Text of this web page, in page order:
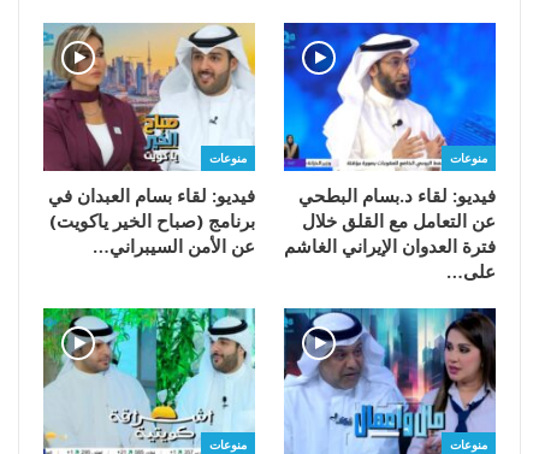
منوعات
فيديو: لقاء د.بسام البطحي
عن التعامل مع القلق خلال
فترة العدوان الإيراني الغاشم
على…
منوعات
فيديو: لقاء بسام العبدان في
برنامج (صباح الخير ياكويت)
عن الأمن السيبراني…
منوعات منوعات